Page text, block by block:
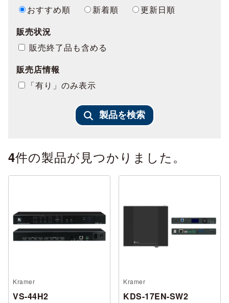
おすすめ順
新着順
更新日順
販売状況
販売終了品も含める
販売店情報
「有り」のみ表示
製品を検索
4件の製品が見つかりました。
Kramer
VS-44H2
Kramer
KDS-17EN-SW2